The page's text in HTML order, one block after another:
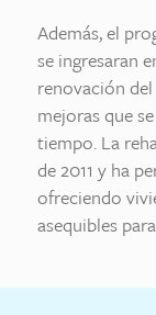
Además, el
se ingresaran
renovación
mejoras que
tiempo. La
de 2011 y ha
ofreciendo
asequibles